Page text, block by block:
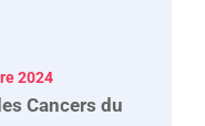
2024
Cancers du